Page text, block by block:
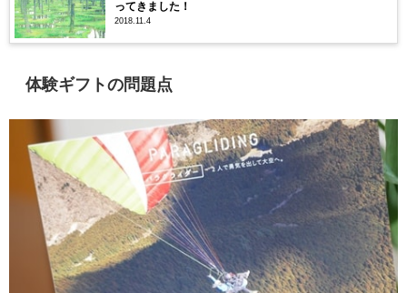
ってきました！
2018.11.4
体験ギフトの問題点